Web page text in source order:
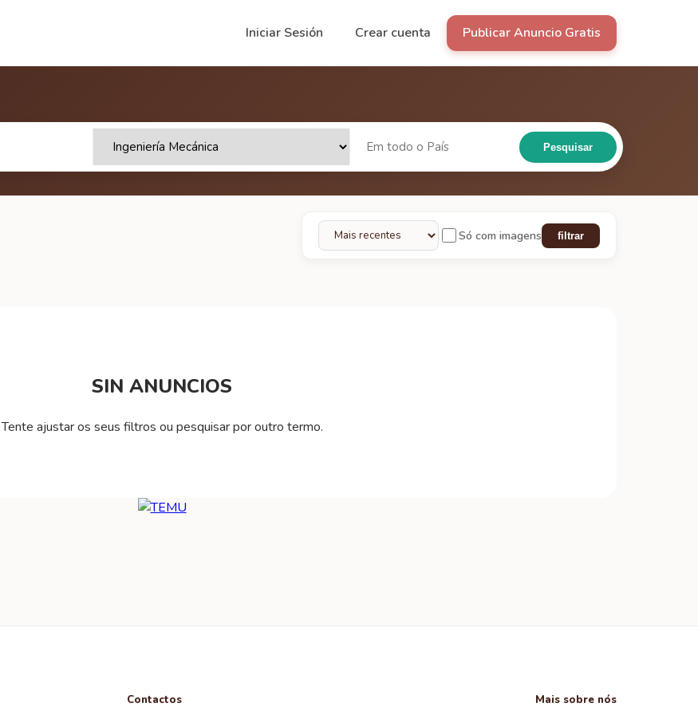
Iniciar Sesión Crear cuenta Publicar Anuncio Gratis
Pesquisar
Só com imagens filtrar
SIN ANUNCIOS
Tente ajustar os seus filtros ou pesquisar por outro termo.
Contactos Mais sobre nós